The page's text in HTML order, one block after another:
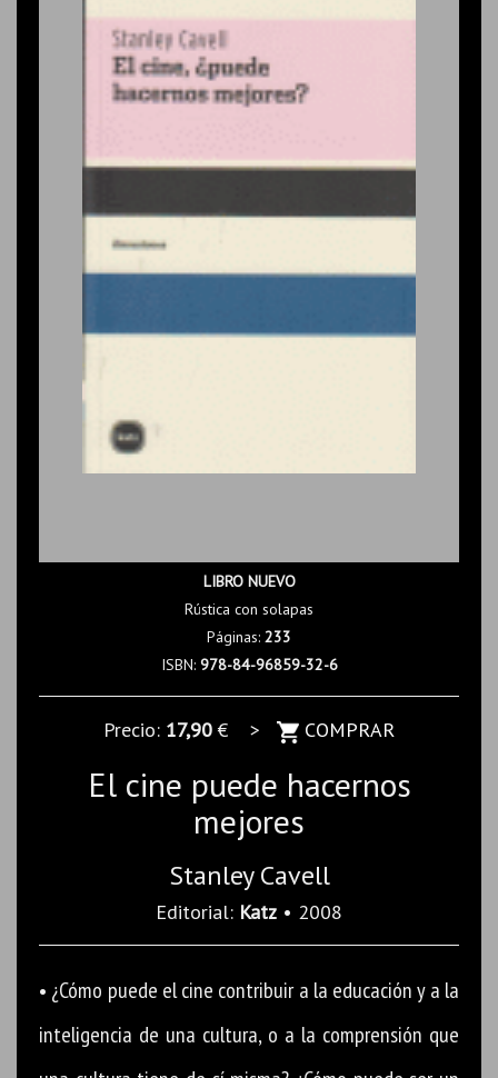
LIBRO NUEVO
Rústica con solapas
Páginas: 233
ISBN: 978-84-96859-32-6
Precio: 17,90€ > COMPRAR
El cine puede hacernos
mejores
Stanley Cavell
Editorial: Katz • 2008
• ¿Cómo puede el cine contribuir a la educación y a la
inteligencia de una cultura, o a la comprensión que